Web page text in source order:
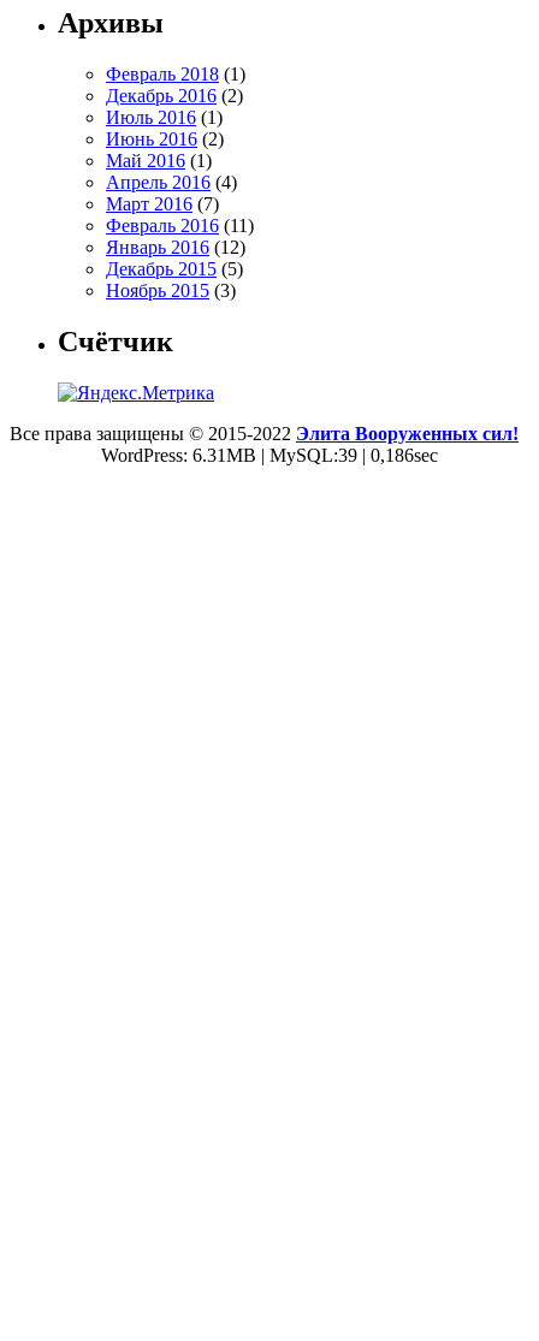
Архивы
Февраль 2018 (1)
Декабрь 2016 (2)
Июль 2016 (1)
Июнь 2016 (2)
Май 2016 (1)
Апрель 2016 (4)
Март 2016 (7)
Февраль 2016 (11)
Январь 2016 (12)
Декабрь 2015 (5)
Ноябрь 2015 (3)
Счётчик
Все права защищены © 2015-2022 Элита Вооруженных сил!
WordPress: 6.31MB | MySQL:39 | 0,186sec